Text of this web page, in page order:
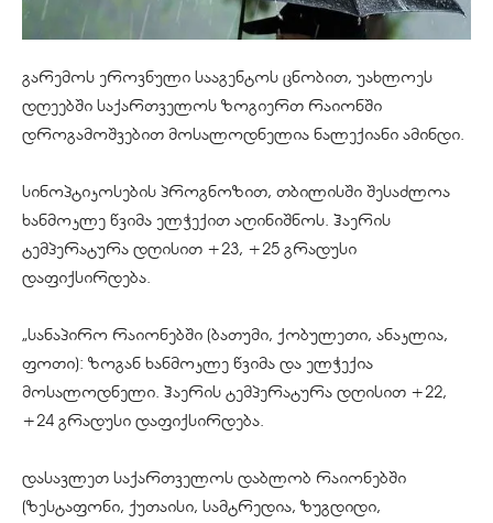
გარემოს ეროვნული სააგენტოს ცნობით, უახლოეს
დღეებში საქართველოს ზოგიერთ რაიონში
დროგამოშვებით მოსალოდნელია ნალექიანი ამინდი.
სინოპტიკოსების პროგნოზით, თბილისში შესაძლოა
ხანმოკლე წვიმა ელჭექით აღინიშნოს. ჰაერის
ტემპერატურა დღისით +23, +25 გრადუსი
დაფიქსირდება.
„სანაპირო რაიონებში (ბათუმი, ქობულეთი, ანაკლია,
ფოთი): ზოგან ხანმოკლე წვიმა და ელჭექია
მოსალოდნელი. ჰაერის ტემპერატურა დღისით +22,
+24 გრადუსი დაფიქსირდება.
დასავლეთ საქართველოს დაბლობ რაიონებში
(ზესტაფონი, ქუთაისი, სამტრედია, ზუგდიდი,